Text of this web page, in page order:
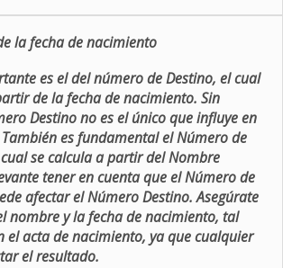
la fecha de nacimiento
es el del número de Destino, el cual
de la fecha de nacimiento. Sin
Destino no es el único que influye en
es fundamental el Número de
se calcula a partir del Nombre
tener en cuenta que el Número de
afectar el Número Destino. Asegúrate
nombre y la fecha de nacimiento, tal
el acta de nacimiento, ya que cualquier
el resultado.